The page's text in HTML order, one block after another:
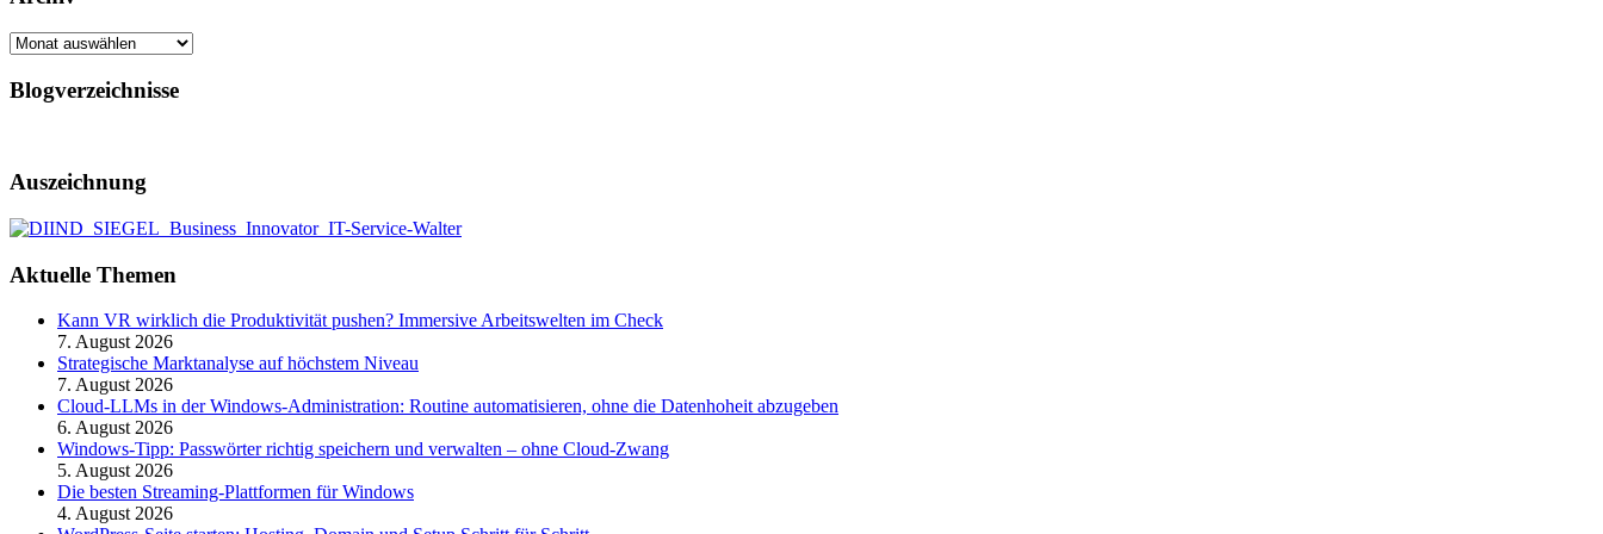
Archiv
Blogverzeichnisse
Auszeichnung
Aktuelle Themen
Kann VR wirklich die Produktivität pushen? Immersive Arbeitswelten im Check
7. August 2026
Strategische Marktanalyse auf höchstem Niveau
7. August 2026
Cloud-LLMs in der Windows-Administration: Routine automatisieren, ohne die Datenhoheit abzugeben
6. August 2026
Windows-Tipp: Passwörter richtig speichern und verwalten – ohne Cloud-Zwang
5. August 2026
Die besten Streaming-Plattformen für Windows
4. August 2026